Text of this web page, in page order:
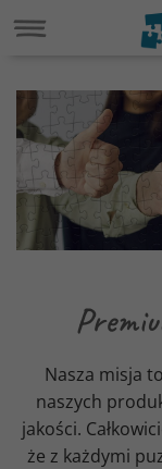
Nasza misja
naszych
jakości.
że z każdymi